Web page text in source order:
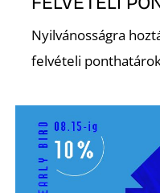
Nyilvánosságra
felvételi